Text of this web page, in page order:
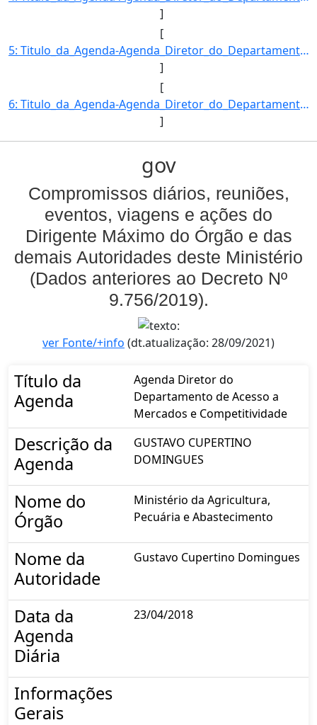
]
[
5: Titulo_da_Agenda-Agenda_Diretor_do_Departamento_de_Acesso_a_Mercados_e_Competitividade-Descricao_da_]
]
[
6: Titulo_da_Agenda-Agenda_Diretor_do_Departamento_de_Acesso_a_Mercados_e_Competitividade-Descricao_da_]
]
gov
Compromissos diários, reuniões,
eventos, viagens e ações do
Dirigente Máximo do Órgão e das
demais Autoridades deste Ministério
(Dados anteriores ao Decreto Nº
9.756/2019).
ver Fonte/+info (dt.atualização: 28/09/2021)
Título da
Agenda
Agenda Diretor do
Departamento de Acesso a
Mercados e Competitividade
Descrição da
Agenda
GUSTAVO CUPERTINO
DOMINGUES
Nome do
Órgão
Ministério da Agricultura,
Pecuária e Abastecimento
Nome da
Autoridade
Gustavo Cupertino Domingues
Data da
Agenda
Diária
23/04/2018
Informações
Gerais